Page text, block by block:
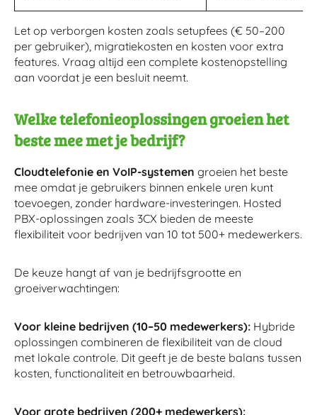
Let op verborgen kosten zoals setupfees (€ 50–200
per gebruiker), migratiekosten en kosten voor extra
features. Vraag altijd een complete kostenopstelling
aan voordat je een besluit neemt.
Welke telefonieoplossingen groeien het
beste mee met je bedrijf?
Cloudtelefonie en VoIP-systemen groeien het beste
mee omdat je gebruikers binnen enkele uren kunt
toevoegen, zonder hardware-investeringen. Hosted
PBX-oplossingen zoals 3CX bieden de meeste
flexibiliteit voor bedrijven van 10 tot 500+ medewerkers.
De keuze hangt af van je bedrijfsgrootte en
groeiverwachtingen:
Voor kleine bedrijven (10–50 medewerkers): Hybride
oplossingen combineren de flexibiliteit van de cloud
met lokale controle. Dit geeft je de beste balans tussen
kosten, functionaliteit en betrouwbaarheid.
Voor grote bedrijven (200+ medewerkers):